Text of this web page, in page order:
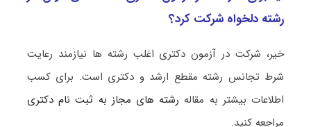
رشته دلخواه شرکت کرد؟
خیر، شرکت در آزمون دکتری اغلب رشته ها نیازمند رعایت
شرط تجانس رشته مقطع ارشد و دکتری است. برای کسب
اطلاعات بیشتر به مقاله رشته های مجاز به ثبت نام دکتری
مراجعه کنید.